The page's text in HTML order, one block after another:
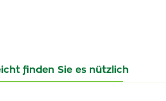
finden Sie es nützlich